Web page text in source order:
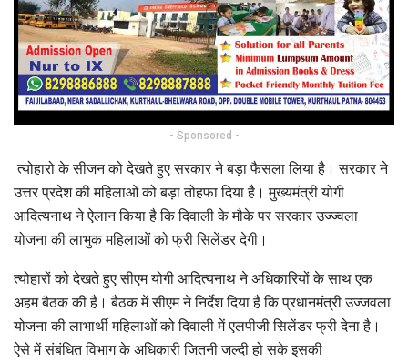
- Sponsored -
त्योहारो के सीजन को देखते हुए सरकार ने बड़ा फैसला लिया है। सरकार ने
उत्तर प्रदेश की महिलाओं को बड़ा तोहफा दिया है। मुख्यमंत्री योगी
आदित्यनाथ ने ऐलान किया है कि दिवाली के मौके पर सरकार उज्ज्वला
योजना की लाभुक महिलाओं को फ्री सिलेंडर देगी।
त्योहारों को देखते हुए सीएम योगी आदित्यनाथ ने अधिकारियों के साथ एक
अहम बैठक की है। बैठक में सीएम ने निर्देश दिया है कि प्रधानमंत्री उज्जवला
योजना की लाभार्थी महिलाओं को दिवाली में एलपीजी सिलेंडर फ्री देना है।
ऐसे में संबंधित विभाग के अधिकारी जितनी जल्दी हो सके इसकी